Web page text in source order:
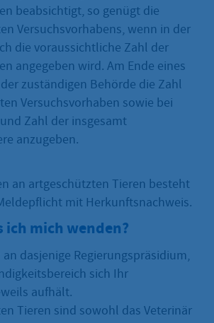
beabsichtigt, so genügt die
Versuchsvorhabens, wenn in der
die voraussichtliche Zahl der
angegeben wird. Am Ende eines
zuständigen Behörde die Zahl
Versuchsvorhaben sowie bei
Zahl der insgesamt
anzugeben.
an artgeschützten Tieren besteht
mit Herkunftsnachweis.
ich mich wenden?
an dasjenige Regierungspräsidium,
sich Ihr
aufhält.
Tieren sind sowohl das Veterinär